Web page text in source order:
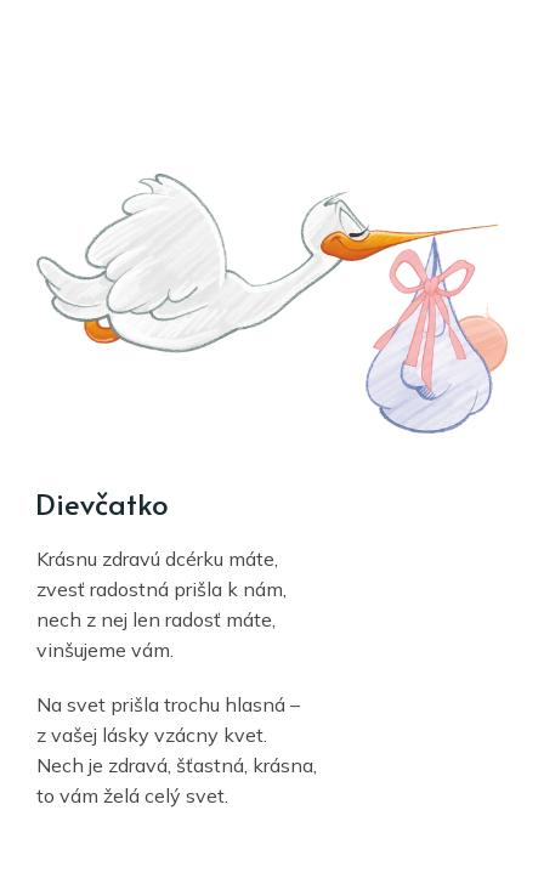
Dievčatko
Krásnu zdravú dcérku máte,
zvesť radostná prišla k nám,
nech z nej len radosť máte,
vinšujeme vám.
Na svet prišla trochu hlasná –
z vašej lásky vzácny kvet.
Nech je zdravá, šťastná, krásna,
to vám želá celý svet.